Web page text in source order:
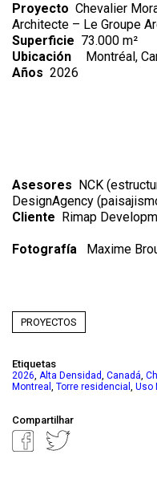
Proyecto Chevalier
Architecte – Le Groupe
Superficie 73.000 m²
Ubicación
Montréal,
Años 2026
Asesores NCK
DesignAgency
Cliente Rimap
Fotografía Maxime
PROYECTOS
Etiquetas
2026, Alta Densidad, Canadá,
Montreal , Torre residencial , Uso
Compartilhar